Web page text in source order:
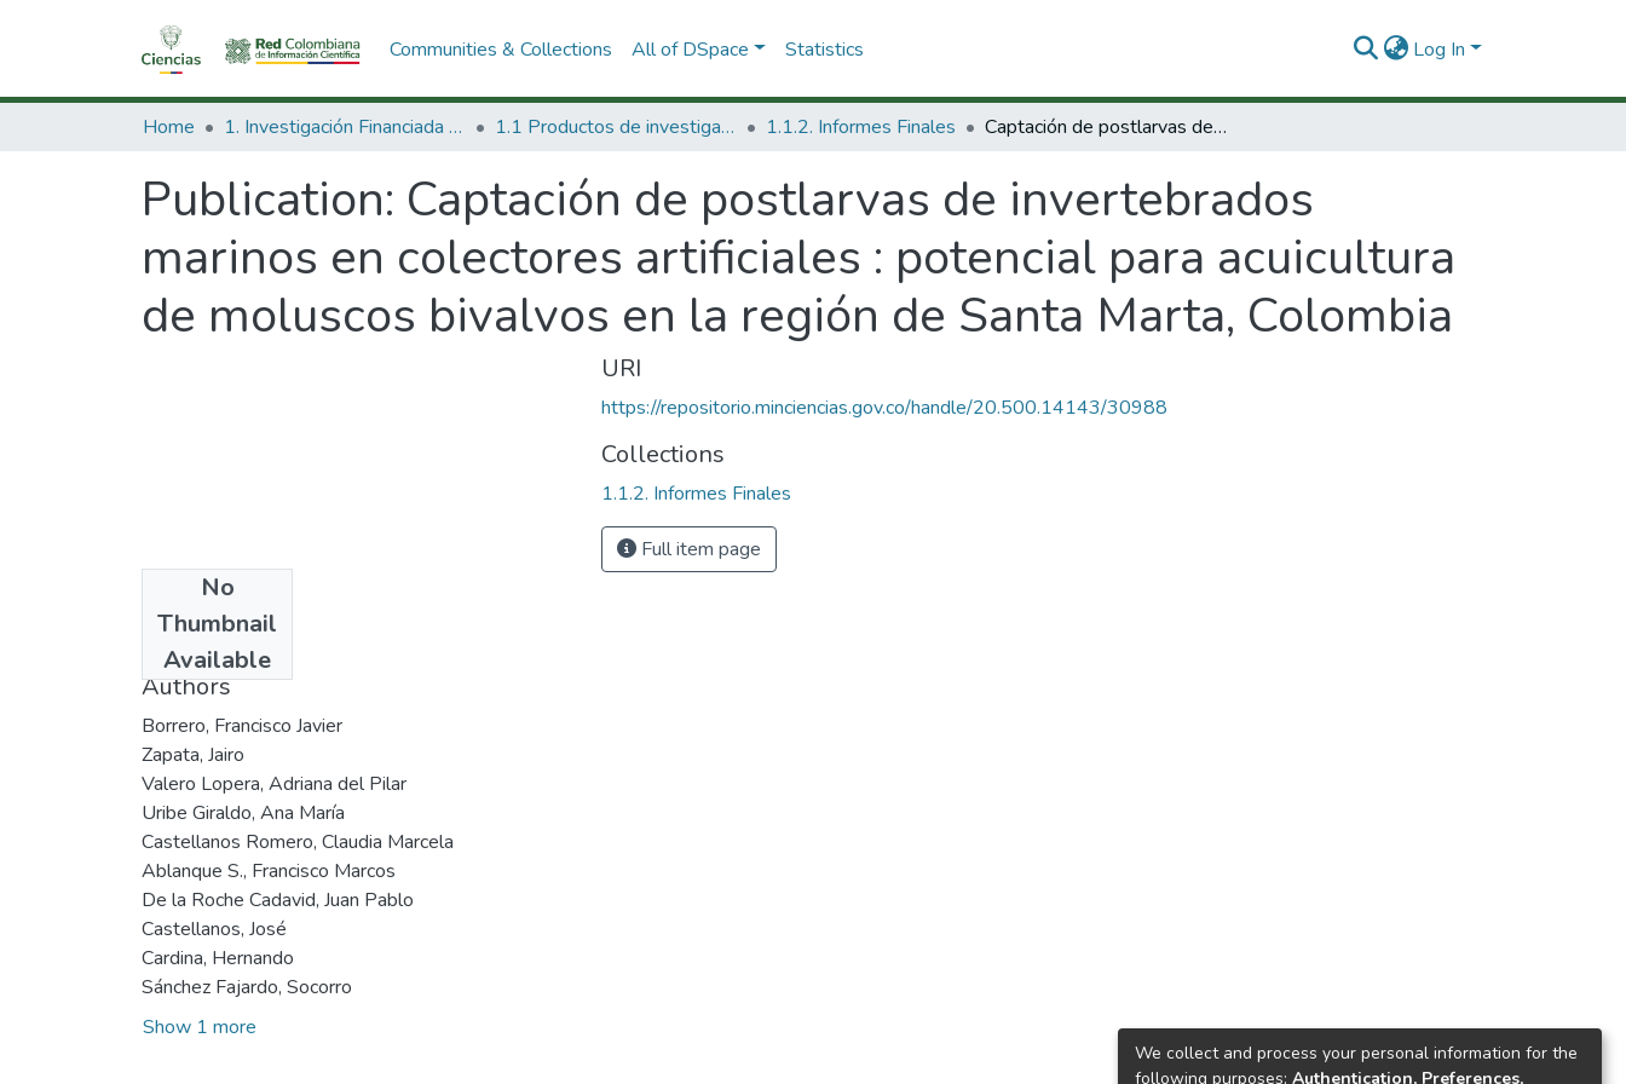
Communities & Collections All of DSpace Statistics Log In
Home 1. Investigación Financiada con Recursos Públicos 1.1 Productos de investigación 1.1.2. Informes Finales Captación de postlarvas de invertebrados marinos en colectores artificiales : potencial para acuicultura de moluscos bivalvos en la región de Santa Marta, Colombia
Publication: Captación de postlarvas de invertebrados
marinos en colectores artificiales : potencial para acuicultura
de moluscos bivalvos en la región de Santa Marta, Colombia
No
Thumbnail
Available
1995
Authors
Borrero, Francisco Javier
Zapata, Jairo
Valero Lopera, Adriana del Pilar
Uribe Giraldo, Ana María
Castellanos Romero, Claudia Marcela
Ablanque S., Francisco Marcos
De la Roche Cadavid, Juan Pablo
Castellanos, José
Cardina, Hernando
Sánchez Fajardo, Socorro
Show 1 more
URI
https://repositorio.minciencias.gov.co/handle/20.500.14143/30988
Collections
1.1.2. Informes Finales
Full item page
We collect and process your personal information for the
following purposes: Authentication, Preferences,